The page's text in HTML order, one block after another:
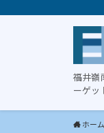
福井嶺
ーゲッ
ホーム